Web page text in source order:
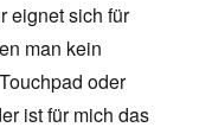
eignet sich für
man kein
oder
ist für mich das